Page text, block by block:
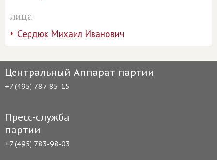
лица
Сердюк Михаил Иванович
Центральный Аппарат партии
+7 (495) 787-85-15
Пресс-служба
партии
+7 (495) 783-98-03